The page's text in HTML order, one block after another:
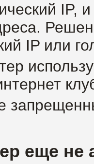
IP,
IP или
еще не